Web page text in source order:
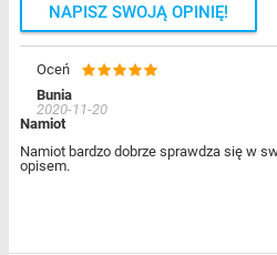
NAPISZ SWOJĄ OPINIĘ!
Oceń
Bunia
2020-11-20
Namiot
Namiot bardzo dobrze sprawdza się w
opisem.